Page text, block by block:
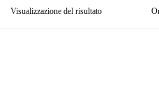
Le
Visualizzazione del risultato